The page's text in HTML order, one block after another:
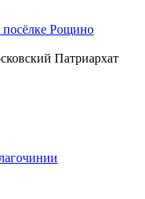
посёлке Рощино
Патриархат